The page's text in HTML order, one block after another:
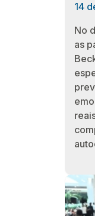
14
No
as